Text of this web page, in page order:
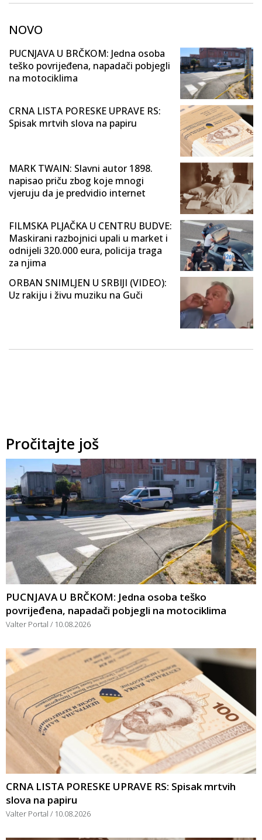
NOVO
PUCNJAVA U BRČKOM: Jedna osoba
teško povrijeđena, napadači pobjegli
na motociklima
CRNA LISTA PORESKE UPRAVE RS:
Spisak mrtvih slova na papiru
MARK TWAIN: Slavni autor 1898.
napisao priču zbog koje mnogi
vjeruju da je predvidio internet
FILMSKA PLJAČKA U CENTRU BUDVE:
Maskirani razbojnici upali u market i
odnijeli 320.000 eura, policija traga
za njima
ORBAN SNIMLJEN U SRBIJI (VIDEO):
Uz rakiju i živu muziku na Guči
Pročitajte još
PUCNJAVA U BRČKOM: Jedna osoba teško
povrijeđena, napadači pobjegli na motociklima
Valter Portal 10.08.2026
CRNA LISTA PORESKE UPRAVE RS: Spisak mrtvih
slova na papiru
Valter Portal 10.08.2026